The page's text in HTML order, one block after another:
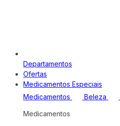
Departamentos
Ofertas
Medicamentos Especiais
Medicamentos
Beleza
Medicamentos